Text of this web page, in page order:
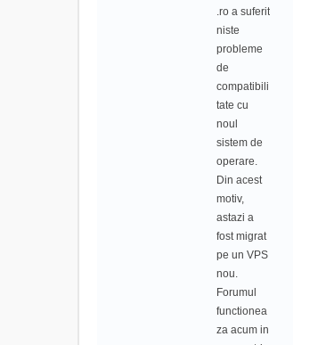
.ro a suferit
niste
probleme
de
compatibili
tate cu
noul
sistem de
operare.
Din acest
motiv,
astazi a
fost migrat
pe un VPS
nou.
Forumul
functionea
za acum in